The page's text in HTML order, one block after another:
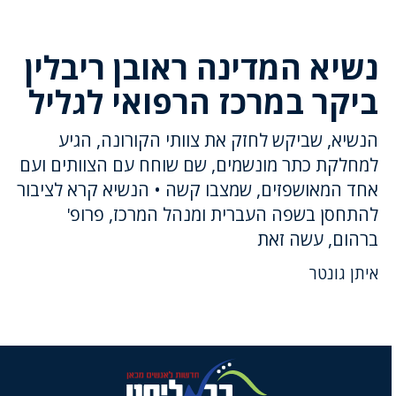
נשיא המדינה ראובן ריבלין
ביקר במרכז הרפואי לגליל
הנשיא, שביקש לחזק את צוותי הקורונה, הגיע
למחלקת כתר מונשמים, שם שוחח עם הצוותים ועם
אחד המאושפזים, שמצבו קשה • הנשיא קרא לציבור
להתחסן בשפה העברית ומנהל המרכז, פרופ'
ברהום, עשה זאת
איתן גונטר